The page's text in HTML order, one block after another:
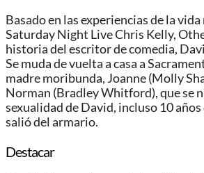
Basado en las experiencias de la
Saturday Night Live Chris Kelly,
historia del escritor de comedia,
Se muda de vuelta a casa a
madre moribunda, Joanne (Molly
Norman (Bradley Whitford), que se
sexualidad de David, incluso 10 años
salió del armario.
Destacar